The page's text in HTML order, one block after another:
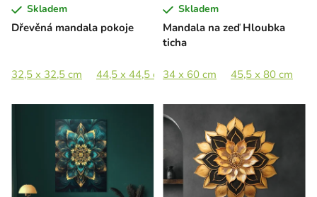
Dřevěná mandala pokoje
Skladem
32,5 x 32,5 cm 44,5 x 44,5 cm 65 x 65 cm
Mandala na zeď Hloubka
ticha
Skladem
34 x 60 cm 45,5 x 80 cm